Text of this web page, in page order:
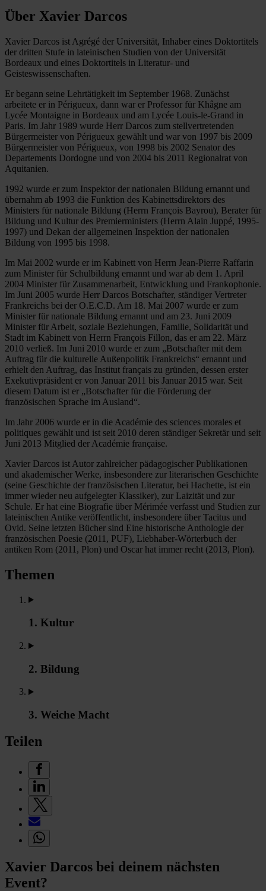
Über Xavier Darcos
Xavier Darcos ist Agrégé der Universität, Inhaber eines Doktortitels
der dritten Stufe in lateinischen Studien von der Universität
Bordeaux und eines Doktortitels in Literatur- und
Geisteswissenschaften.
Er begann seine Lehrtätigkeit im September 1968. Zunächst
arbeitete er in Périgueux, dann war er Professor für Khâgne am
Lycée Montaigne in Bordeaux und am Lycée Louis-le-Grand in
Paris. Im Jahr 1989 wurde Herr Darcos zum stellvertretenden
Bürgermeister von Périgueux gewählt und war von 1997 bis 2009
Bürgermeister von Périgueux, von 1998 bis 2002 Senator des
Departements Dordogne und von 2004 bis 2011 Regionalrat von
Aquitanien.
1992 wurde er zum Inspektor der nationalen Bildung ernannt und
übernahm ab 1993 die Funktion des Kabinettsdirektors des
Ministers für nationale Bildung (Herrn François Bayrou), Berater für
Bildung und Kultur des Premierministers (Herrn Alain Juppé, 1995-
1997) und Dekan der allgemeinen Inspektion der nationalen
Bildung von 1995 bis 1998.
Im Mai 2002 wurde er im Kabinett von Herrn Jean-Pierre Raffarin
zum Minister für Schulbildung ernannt und war ab dem 1. April
2004 Minister für Zusammenarbeit, Entwicklung und Frankophonie.
Im Juni 2005 wurde Herr Darcos Botschafter, ständiger Vertreter
Frankreichs bei der O.E.C.D. Am 18. Mai 2007 wurde er zum
Minister für nationale Bildung ernannt und am 23. Juni 2009
Minister für Arbeit, soziale Beziehungen, Familie, Solidarität und
Stadt im Kabinett von Herrn François Fillon, das er am 22. März
2010 verließ. Im Juni 2010 wurde er zum „Botschafter mit dem
Auftrag für die kulturelle Außenpolitik Frankreichs“ ernannt und
erhielt den Auftrag, das Institut français zu gründen, dessen erster
Exekutivpräsident er von Januar 2011 bis Januar 2015 war. Seit
diesem Datum ist er „Botschafter für die Förderung der
französischen Sprache im Ausland“.
Im Jahr 2006 wurde er in die Académie des sciences morales et
politiques gewählt und ist seit 2010 deren ständiger Sekretär und seit
Juni 2013 Mitglied der Académie française.
Xavier Darcos ist Autor zahlreicher pädagogischer Publikationen
und akademischer Werke, insbesondere zur literarischen Geschichte
(seine Geschichte der französischen Literatur, bei Hachette, ist ein
immer wieder neu aufgelegter Klassiker), zur Laizität und zur
Schule. Er hat eine Biografie über Mérimée verfasst und Studien zur
lateinischen Antike veröffentlicht, insbesondere über Tacitus und
Ovid. Seine letzten Bücher sind Eine historische Anthologie der
französischen Poesie (2011, PUF), Liebhaber-Wörterbuch der
antiken Rom (2011, Plon) und Oscar hat immer recht (2013, Plon).
Themen
1. Kultur
2. Bildung
3. Weiche Macht
Teilen
Xavier Darcos bei deinem nächsten
Event?